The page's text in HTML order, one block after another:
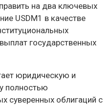
на два ключевых
USDM1 в качестве
государственных
юридическую и
полностью
суверенных облигаций с